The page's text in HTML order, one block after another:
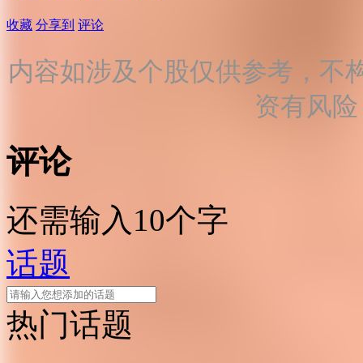
收藏 分享到 评论
内容如涉及个股仅供参考，不
资有风
评论
还需输入10个字
话题
热门话题